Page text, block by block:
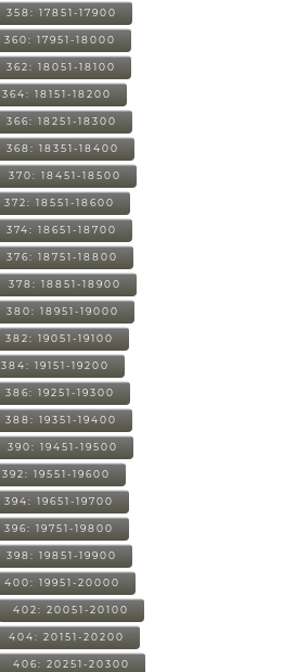
358: 17851-17900
360: 17951-18000
362: 18051-18100
364: 18151-18200
366: 18251-18300
368: 18351-18400
370: 18451-18500
372: 18551-18600
374: 18651-18700
376: 18751-18800
378: 18851-18900
380: 18951-19000
382: 19051-19100
384: 19151-19200
386: 19251-19300
388: 19351-19400
390: 19451-19500
392: 19551-19600
394: 19651-19700
396: 19751-19800
398: 19851-19900
400: 19951-20000
402: 20051-20100
404: 20151-20200
406: 20251-20300